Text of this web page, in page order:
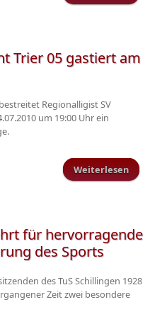
Trier 05 gastiert am
Regionalligist SV
um 19:00 Uhr ein
Weiterlesen
für hervorragende
des Sports
des TuS Schillingen 1928
Zeit zwei besondere